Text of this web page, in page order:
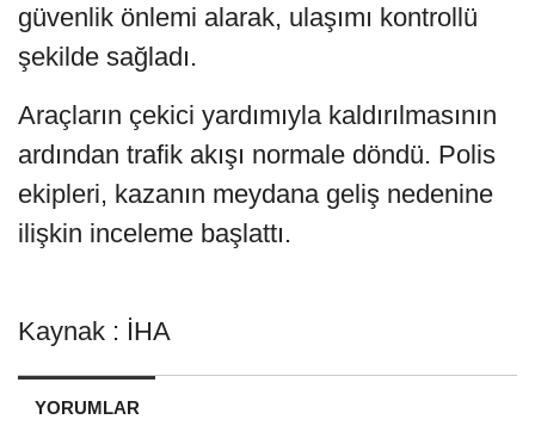
güvenlik önlemi alarak, ulaşımı kontrollü
şekilde sağladı.
Araçların çekici yardımıyla kaldırılmasının
ardından trafik akışı normale döndü. Polis
ekipleri, kazanın meydana geliş nedenine
ilişkin inceleme başlattı.
Kaynak : İHA
YORUMLAR